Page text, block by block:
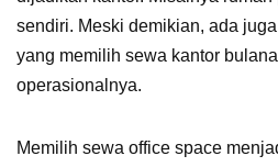
sendiri. Meski demikian, ada
yang memilih sewa kantor
operasionalnya.
Memilih sewa office space